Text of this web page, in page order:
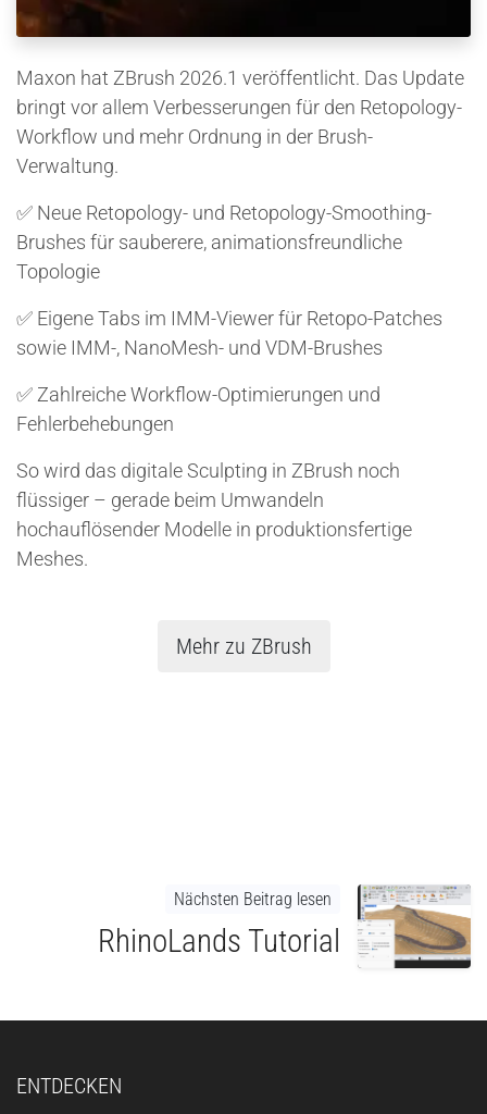
Maxon hat ZBrush 2026.1 veröffentlicht. Das Update
bringt vor allem Verbesserungen für den Retopology-
Workflow und mehr Ordnung in der Brush-
Verwaltung.
✅ Neue Retopology- und Retopology-Smoothing-
Brushes für sauberere, animationsfreundliche
Topologie
✅ Eigene Tabs im IMM-Viewer für Retopo-Patches
sowie IMM-, NanoMesh- und VDM-Brushes
✅ Zahlreiche Workflow-Optimierungen und
Fehlerbehebungen
So wird das digitale Sculpting in ZBrush noch
flüssiger – gerade beim Umwandeln
hochauflösender Modelle in produktionsfertige
Meshes.
Mehr zu ZBrush
Nächsten Beitrag lesen
RhinoLands Tutorial
ENTDECKEN